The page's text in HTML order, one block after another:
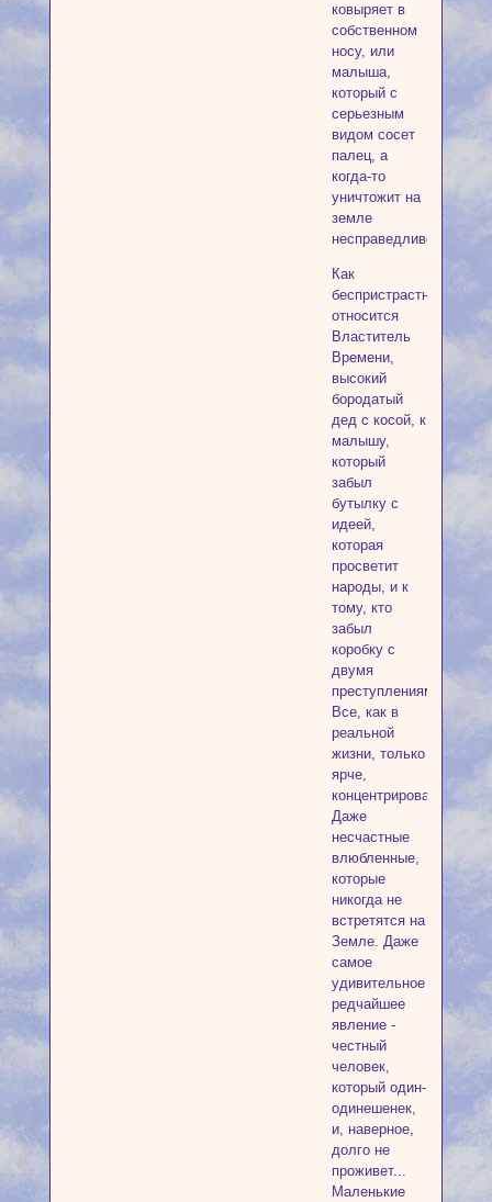
ковыряет в
собственном
носу, или
малыша,
который с
серьезным
видом сосет
палец, а
когда-то
уничтожит на
земле
несправедливость.
Как
беспристрастно
относится
Властитель
Времени,
высокий
бородатый
дед с косой, к
малышу,
который
забыл
бутылку с
идеей,
которая
просветит
народы, и к
тому, кто
забыл
коробку с
двумя
преступлениями!
Все, как в
реальной
жизни, только
ярче,
концентрированнее.
Даже
несчастные
влюбленные,
которые
никогда не
встретятся на
Земле. Даже
самое
удивительное
редчайшее
явление -
честный
человек,
который один-
одинешенек,
и, наверное,
долго не
проживет...
Маленькие